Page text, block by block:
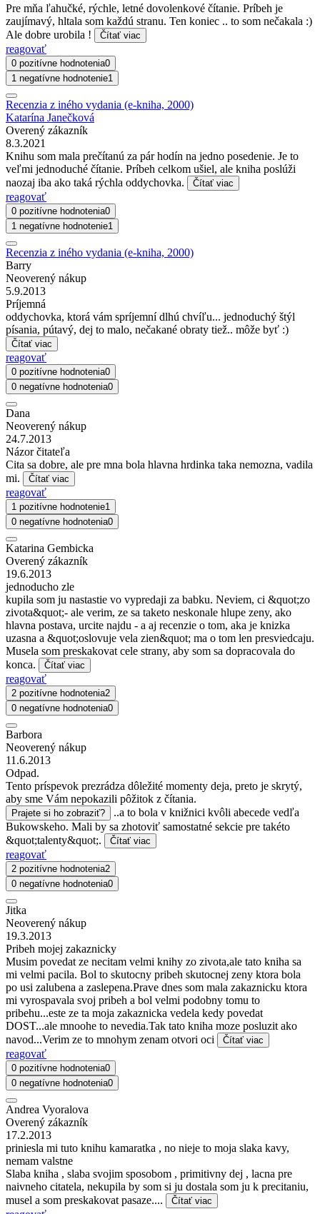
Pre mňa ľahučké, rýchle, letné dovolenkové čítanie. Príbeh je
zaujímavý, hltala som každú stranu. Ten koniec .. to som nečakala :)
Ale dobre urobila !
Čítať viac
reagovať
0 pozitívne hodnotenia0
1 negatívne hodnotenie1
Recenzia z iného vydania (e-kniha, 2000)
Katarína Janečková
Overený zákazník
8.3.2021
Knihu som mala prečítanú za pár hodín na jedno posedenie. Je to
veľmi jednoduché čítanie. Príbeh celkom ušiel, ale kniha poslúži
naozaj iba ako taká rýchla oddychovka.
Čítať viac
reagovať
0 pozitívne hodnotenia0
1 negatívne hodnotenie1
Recenzia z iného vydania (e-kniha, 2000)
Barry
Neoverený nákup
5.9.2013
Príjemná
oddychovka, ktorá vám spríjemní dlhú chvíľu... jednoduchý štýl
písania, pútavý, dej to malo, nečakané obraty tiež.. môže byť :)
Čítať viac
reagovať
0 pozitívne hodnotenia0
0 negatívne hodnotenia0
Dana
Neoverený nákup
24.7.2013
Názor čitateľa
Cita sa dobre, ale pre mna bola hlavna hrdinka taka nemozna, vadila
mi.
Čítať viac
reagovať
1 pozitívne hodnotenie1
0 negatívne hodnotenia0
Katarina Gembicka
Overený zákazník
19.6.2013
jednoducho zle
kupila som ju nastastie vo vypredaji za babku. Neviem, ci &quot;zo
zivota&quot;- ale verim, ze sa taketo neskonale hlupe zeny, ako
hlavna postava, urcite najdu - a aj recenzie o tom, aka je knizka
uzasna a &quot;oslovuje vela zien&quot; ma o tom len presviedcaju.
Musela som preskakovat cele strany, aby som sa dopracovala do
konca.
Čítať viac
reagovať
2 pozitívne hodnotenia2
0 negatívne hodnotenia0
Barbora
Neoverený nákup
11.6.2013
Odpad.
Tento príspevok prezrádza dôležité momenty deja, preto je skrytý,
aby sme Vám nepokazili pôžitok z čítania.
Prajete si ho zobraziť?
..a to bola v knižnici kvôli abecede vedľa
Bukowskeho. Mali by sa zhotoviť samostatné sekcie pre takéto
&quot;talenty&quot;.
Čítať viac
reagovať
2 pozitívne hodnotenia2
0 negatívne hodnotenia0
Jitka
Neoverený nákup
19.3.2013
Pribeh mojej zakaznicky
Musim povedat ze necitam velmi knihy zo zivota,ale tato kniha sa
mi velmi pacila. Bol to skutocny pribeh skutocnej zeny ktora bola
po usi zalubena a zaslepena.Prave dnes som mala zakaznicku ktora
mi vyrospavala svoj pribeh a bol velmi podobny tomu to
pribehu...este ze ta moja zakaznicka vedela kedy povedat
DOST...ale mnoohe to nevedia.Tak tato kniha moze posluzit ako
navod...Verim ze to mnohym zenam otvori oci
Čítať viac
reagovať
0 pozitívne hodnotenia0
0 negatívne hodnotenia0
Andrea Vyoralova
Overený zákazník
17.2.2013
priniesla mi tuto knihu kamaratka , no nieje to moja slaka kavy,
nemam valstne
Slaba kniha , slaba svojim sposobom , primitivny dej , lacna pre
naivneho citatela, nekupila by som si ju dostala som ju k precitaniu,
musel a som preskakovat pasaze....
Čítať viac